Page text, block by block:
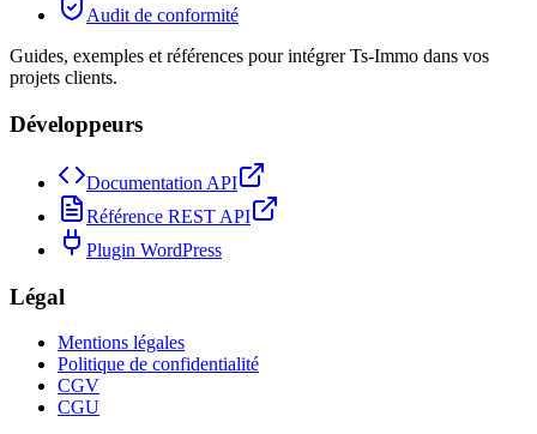
Audit de conformité
Guides, exemples et références pour intégrer Ts-Immo dans vos
projets clients.
Développeurs
Documentation API
Référence REST API
Plugin WordPress
Légal
Mentions légales
Politique de confidentialité
CGV
CGU